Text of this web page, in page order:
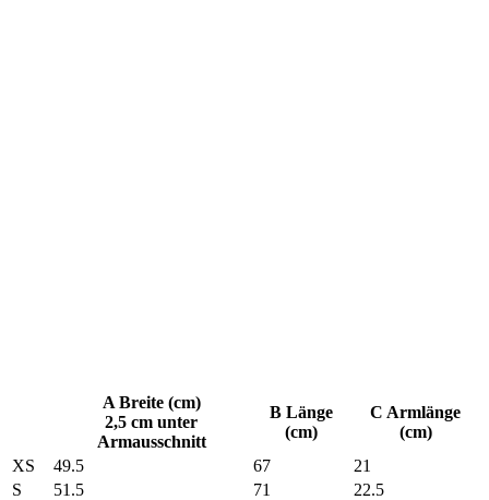
A Breite (cm)
2,5 cm unter
Armausschnitt
B Länge
(cm)
C Armlänge
(cm)
XS
49.5 67
21
S
51.5 71
22.5